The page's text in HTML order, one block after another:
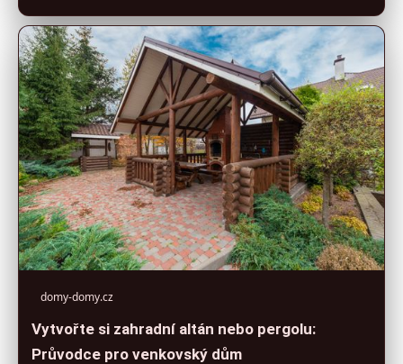
domy-domy.cz
Vytvořte si zahradní altán nebo pergolu:
Průvodce pro venkovský dům